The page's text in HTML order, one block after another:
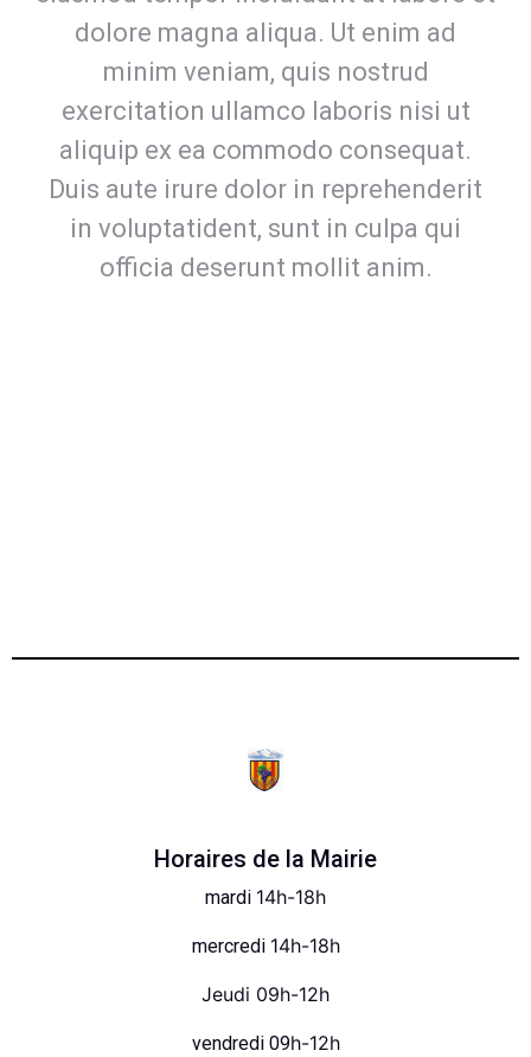
dolore magna aliqua. Ut enim ad
minim veniam, quis nostrud
exercitation ullamco laboris nisi ut
aliquip ex ea commodo consequat.
Duis aute irure dolor in reprehenderit
in voluptatident, sunt in culpa qui
officia deserunt mollit anim.
Horaires de la Mairie
mardi 14h-18h
mercredi 14h-18h
Jeudi 09h-12h
vendredi 09h-12h